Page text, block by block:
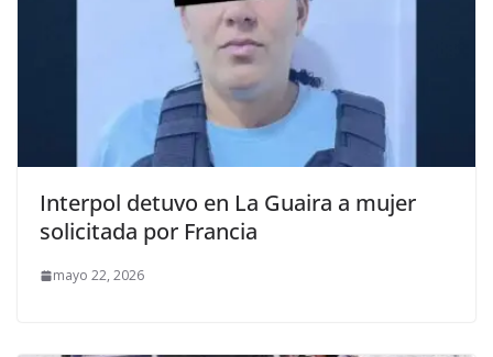
Interpol detuvo en La Guaira a mujer
solicitada por Francia
mayo 22, 2026